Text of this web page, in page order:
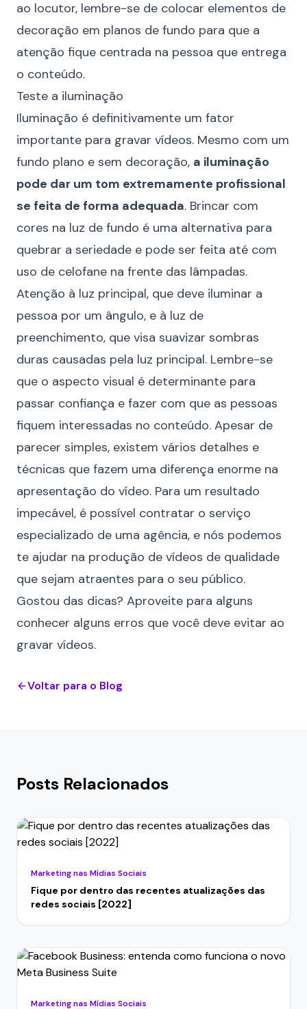
ao locutor, lembre-se de colocar elementos de
decoração em planos de fundo para que a
atenção fique centrada na pessoa que entrega
o conteúdo.
Teste a iluminação
Iluminação é definitivamente um fator
importante para gravar vídeos. Mesmo com um
fundo plano e sem decoração, a iluminação
pode dar um tom extremamente profissional
se feita de forma adequada. Brincar com
cores na luz de fundo é uma alternativa para
quebrar a seriedade e pode ser feita até com
uso de celofane na frente das lâmpadas.
Atenção à luz principal, que deve iluminar a
pessoa por um ângulo, e à luz de
preenchimento, que visa suavizar sombras
duras causadas pela luz principal. Lembre-se
que o aspecto visual é determinante para
passar confiança e fazer com que as pessoas
fiquem interessadas no conteúdo. Apesar de
parecer simples, existem vários detalhes e
técnicas que fazem uma diferença enorme na
apresentação do vídeo. Para um resultado
impecável, é possível contratar o serviço
especializado de uma agência, e nós podemos
te ajudar na produção de vídeos de qualidade
que sejam atraentes para o seu público.
Gostou das dicas? Aproveite para alguns
conhecer alguns erros que você deve evitar ao
gravar vídeos.
Voltar para o Blog
Posts Relacionados
Marketing nas Mídias Sociais
Fique por dentro das recentes atualizações das
redes sociais [2022]
Marketing nas Mídias Sociais